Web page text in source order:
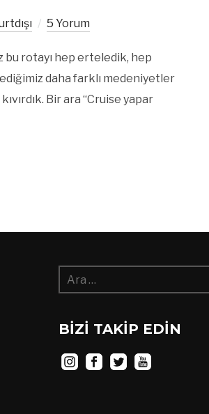
5 Yorum
bu rotayı hep erteledik, hep
daha farklı medeniyetler
Bir ara “Cruise yapar
Arama:
BIZI TAKIP EDIN